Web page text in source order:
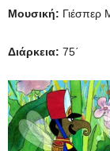
Μουσική: Γιέσπερ
Διάρκεια: 75΄